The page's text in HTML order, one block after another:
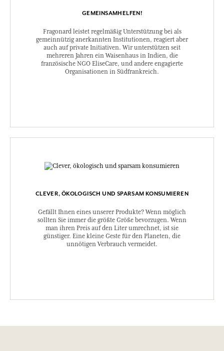
GEMEINSAMHELFEN!
Fragonard leistet regelmäßig Unterstützung bei als
gemeinnützig anerkannten Institutionen, reagiert aber
auch auf private Initiativen. Wir unterstützen seit
mehreren Jahren ein Waisenhaus in Indien, die
französische NGO EliseCare, und andere engagierte
Organisationen in Südfrankreich.
CLEVER, ÖKOLOGISCH UND SPARSAM KONSUMIEREN
Gefällt Ihnen eines unserer Produkte? Wenn möglich
sollten Sie immer die größte Größe bevorzugen. Wenn
man ihren Preis auf den Liter umrechnet, ist sie
günstiger. Eine kleine Geste für den Planeten, die
unnötigen Verbrauch vermeidet.